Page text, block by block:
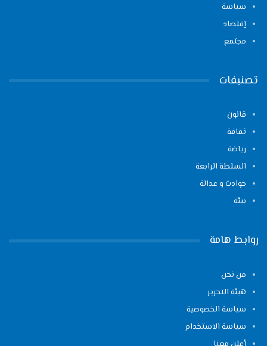
سياسة
إقتصاد
مجتمع
تصنيفات
قانون
ثقافة
رياضة
السلطة الرابعة
حوادث و عدالة
بيئة
روابط هامة
من نحن
هيئة التحرير
سياسة الخصوصية
سياسة الاستخدام